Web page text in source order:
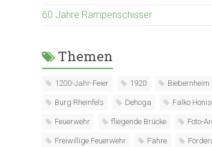
60 Jahre Rampenschisser
Themen
1200-Jahr-Feier 1920 Biebernheim
Burg Rheinfels Dehoga Falko
Feuerwehr fliegende Brücke Foto-
Freiwillige Feuerwehr Fähre